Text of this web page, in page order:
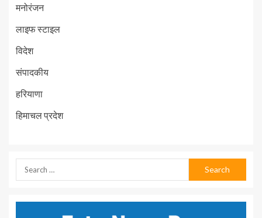
मनोरंजन
लाइफ स्टाइल
विदेश
संपादकीय
हरियाणा
हिमाचल प्रदेश